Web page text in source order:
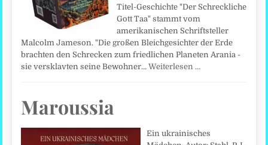
Titel-Geschichte "Der Schreckliche
Gott Taa" stammt vom
amerikanischen Schriftsteller
Malcolm Jameson. "Die großen Bleichgesichter der Erde
brachten den Schrecken zum friedlichen Planeten Arania -
sie versklavten seine Bewohner…Weiterlesen …
Maroussia
Ein ukrainisches